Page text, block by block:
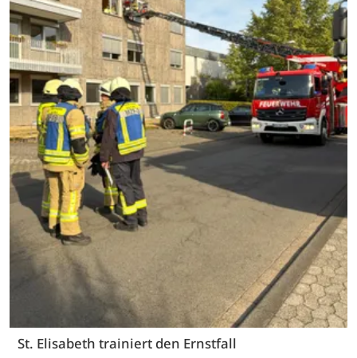
St. Elisabeth trainiert den Ernstfall